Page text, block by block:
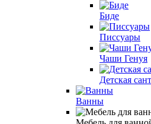
Биде
Писсуары
Чаши Генуя
Детская
Ванны